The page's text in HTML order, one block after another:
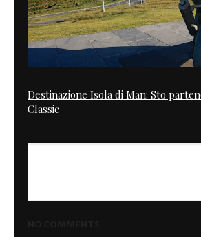
Destinazione Isola di Man: Sto
Classic